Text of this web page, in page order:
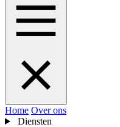
Home Over ons
Diensten